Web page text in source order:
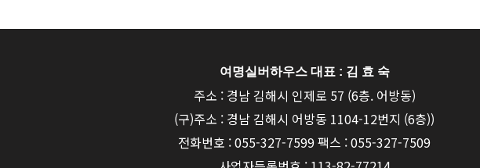
여명실버하우스 대표 : 김 효 숙
주소 : 경남 김해시 인제로 57 (6층. 어방동)
(구)주소 : 경남 김해시 어방동 1104-12번지 (6층))
전화번호 : 055-327-7599 팩스 : 055-327-7509